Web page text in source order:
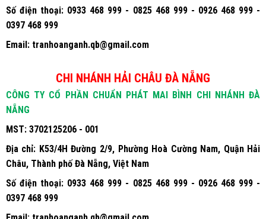
Số điện thoại: 0933 468 999 - 0825 468 999 - 0926 468 999 -
0397 468 999
Email:tranhoanganh.qb@gmail.com
CHI NHÁNH HẢI CHÂU ĐÀ NẴNG
CÔNG TY CỔ PHẦN CHUẨN PHÁT MAI BÌNH CHI NHÁNH ĐÀ
NẴNG
MST:3702125206 - 001
Địa chỉ: K53/4H Đường 2/9, Phường Hoà Cường Nam, Quận Hải
Châu, Thành phố Đà Nẵng, Việt Nam
Số điện thoại: 0933 468 999 - 0825 468 999 - 0926 468 999 -
0397 468 999